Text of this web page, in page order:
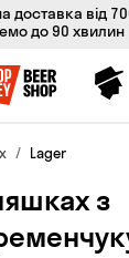
доставка від
до 90 хвилин
Lager
з